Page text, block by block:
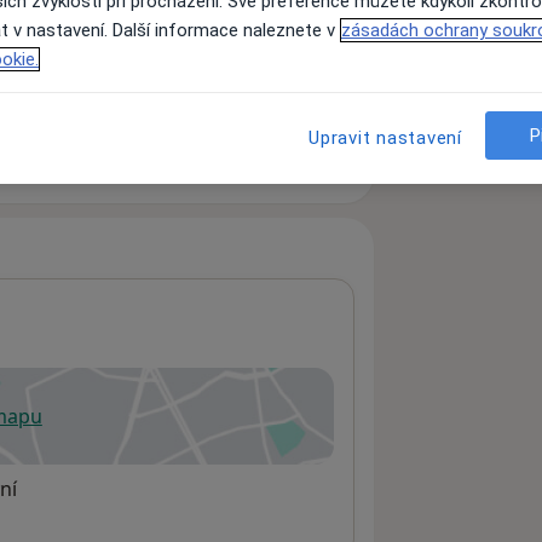
nejsou k dispozici
informace o svých službách.
v nové záložce
v nastavení. Další informace naleznete v zásadách ochrany
Upravit nastavení